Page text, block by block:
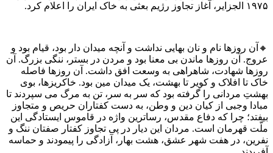
۱۹۷۵ الجزایر، آغاز تجاوز رژیم بعثی به خاک ایران را اعلام کرد.
🔸آن روزها نام و نان بهایی نداشت و آنچه میدان دار بود، قیام بود و
عروج. آن روزها ماندن بی معنا بود و مردن در بستر، ننگی بزرگ. آن
روزها شهادت، شاهراهی به وسعت افق داشت. آن روزها فاصله
خاک تا افلاک و کویر تا بهشت، یک میدان مین بود. خاکریزها، بوی
بهشتِ مردانی را گرفته بود که سر به سر، تن به مرگ می سپردند تا
مبادا وجبی از کیان دین و وطن، به دست کفتاران حریص و متجاوز
بیفتد؛ چرا که دفاع مقدس، رساترین واژه در قاموس ایستادگی این
ملّت قهرمان است. مردان این دیار در پی تجاوز کفتار صفتان ننگ و
نفرین، در هفت شهر عشق، هشت بهار، آزادگی را پیمودند و حماسه